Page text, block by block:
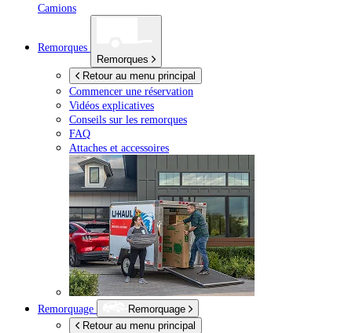
Camions
Remorques
Remorques
Retour au menu principal
Commencer une réservation
Vidéos explicatives
Conseils sur les remorques
FAQ
Attaches et accessoires
Remorquage
Remorquage
Retour au menu principal